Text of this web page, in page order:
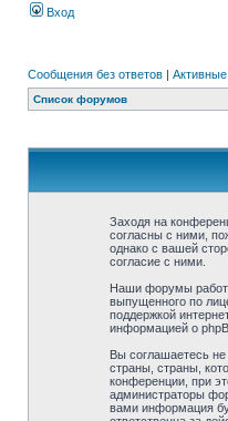
Вход
Сообщения без ответов |
Список форумов
Заходя на
согласны с ними,
однако с вашей
согласие с ними.
Наши форумы
выпущенного по
поддержкой
информацией о
Вы соглашаетесь
страны, страны,
конференции, при
администраторы
вами информация